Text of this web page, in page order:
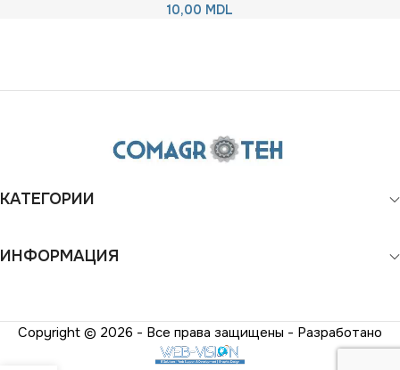
10,00 MDL
КАТЕГОРИИ
ИНФОРМАЦИЯ
Copyright © 2026 - Все права защищены - Разработано